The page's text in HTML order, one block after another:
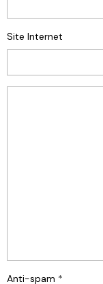
Site Internet
Anti-spam